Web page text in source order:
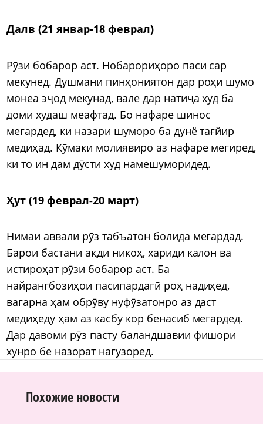
Далв (21 январ-18 феврал)
Рӯзи бобарор аст. Нобарориҳоро паси сар
мекунед. Душмани пинҳониятон дар роҳи шумо
монеа эҷод мекунад, вале дар натиҷа худ ба
доми худаш меафтад. Бо нафаре шинос
мегардед, ки назари шуморо ба дунё тағйир
медиҳад. Кӯмаки молиявиро аз нафаре мегиред,
ки то ин дам дӯсти худ намешуморидед.
Ҳут (19 феврал-20 март)
Нимаи аввали рӯз табъатон болида мегардад.
Барои бастани ақди никоҳ, хариди калон ва
истироҳат рӯзи бобарор аст. Ба
найрангбозиҳои пасипардагӣ роҳ надиҳед,
вагарна ҳам обрӯву нуфӯзатонро аз даст
медиҳеду ҳам аз касбу кор бенасиб мегардед.
Дар давоми рӯз пасту баландшавии фишори
хунро бе назорат нагузоред.
Похожие новости